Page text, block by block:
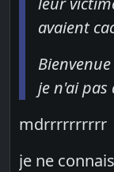
avaient
je n'ai pas
mdrrrrrrrrrr
je ne